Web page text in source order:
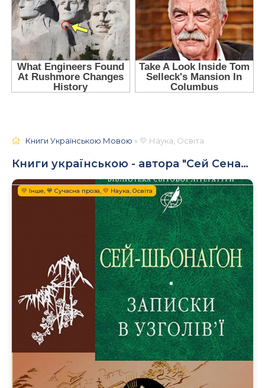
Книги Українською Мовою » 💛 Наука, Освіта
Книги українською - автора "Сей Сенагон"
💛 Інше, 💙 Сучасна проза, 💛 Наука, Освіта